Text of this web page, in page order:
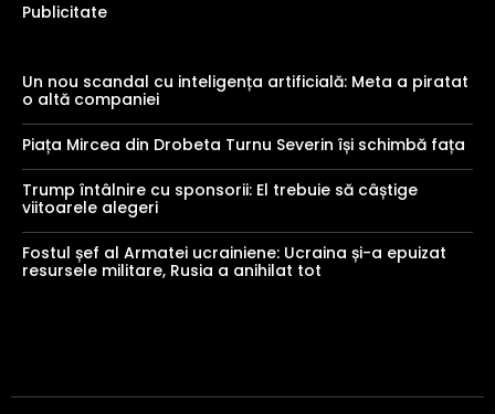
Publicitate
Un nou scandal cu inteligența artificială: Meta a piratat
o altă companiei
Piața Mircea din Drobeta Turnu Severin își schimbă fața
Trump întâlnire cu sponsorii: El trebuie să câștige
viitoarele alegeri
Fostul șef al Armatei ucrainiene: Ucraina și-a epuizat
resursele militare, Rusia a anihilat tot